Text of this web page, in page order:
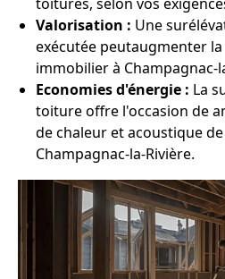
Valorisation : Une
exécutée peutaugmenter
immobilier à Champagnac-
Economies d'énergie : La
toiture offre l'occasion de
de chaleur et acoustique
Champagnac-la-Rivière.